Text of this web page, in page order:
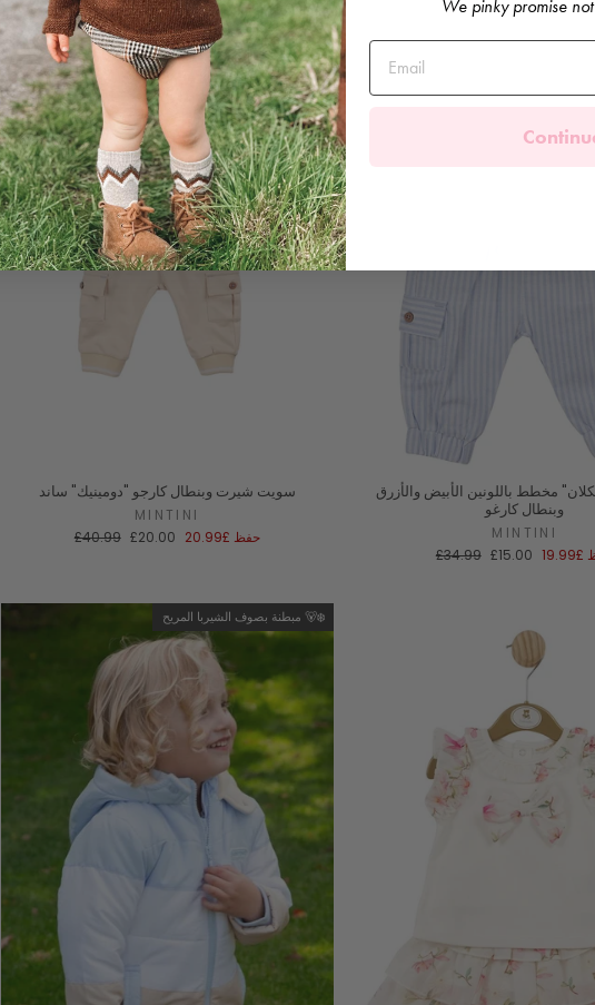
سويت شيرت وبنطال كارجو "دومينيك" ساند
MINTINI
السعر
£40.99 سعر
£20.00 حفظ £20.99
مخطط باللونين الأبيض والأزرق
وبنطال كارغو
MINTINI
السعر
£34.99 سعر
£15.00 £19.99
مبطنة بصوف الشيربا المريح 🐻‍❄️
We pinky promise